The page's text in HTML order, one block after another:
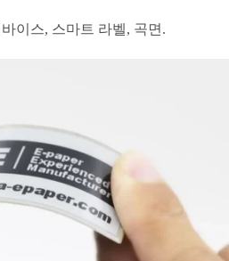
이스, 스마트 라벨, 곡면.